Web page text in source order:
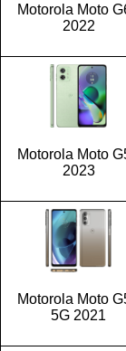
Motorola Moto
2022
Motorola Moto
2023
Motorola Moto
5G 2021